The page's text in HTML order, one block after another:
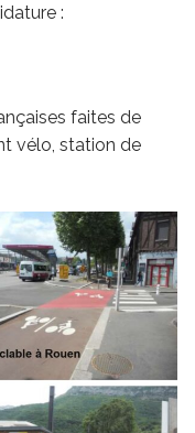
:
faites de
vélo, station de